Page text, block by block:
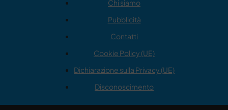
Chi siamo
Pubblicità
Contatti
Cookie Policy (UE)
Dichiarazione sulla Privacy (UE)
Disconoscimento